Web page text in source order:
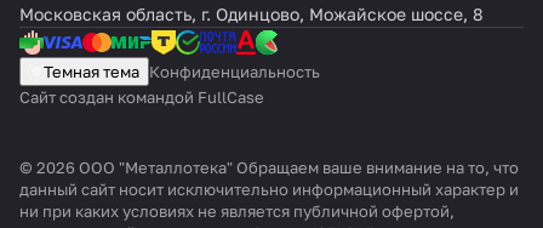
Московская область, г. Одинцово, Можайское шоссе, 8
Темная тема Конфиденциальность
Сайт создан командой FullCase
© 2026 ООО "Металлотека" Обращаем ваше внимание на то, что
данный сайт носит исключительно информационный характер и
ни при каких условиях не является публичной офертой,